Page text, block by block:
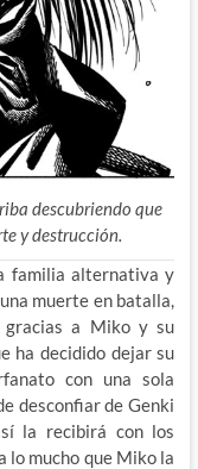
descubriendo que
y destrucción.
familia alternativa y
muerte en batalla,
gracias a Miko y su
ha decidido dejar su
con una sola
desconfiar de Genki
la recibirá con los
lo mucho que Miko la